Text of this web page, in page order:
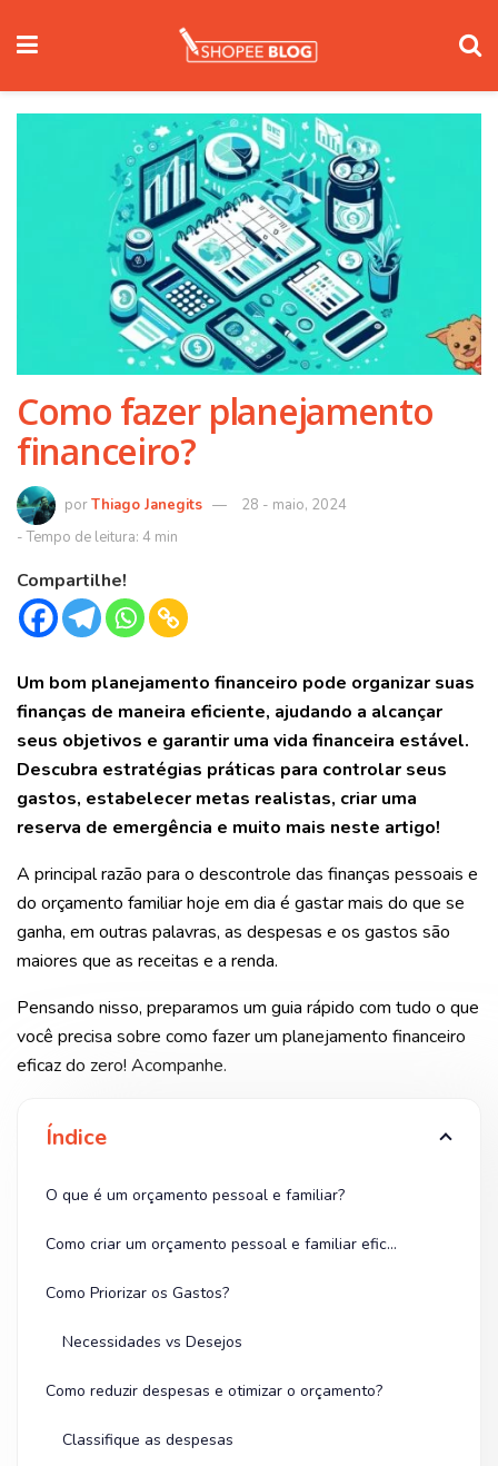
Como fazer planejamento
financeiro?
Thiago Janegits 28 - maio, 2024
Compartilhe!
Um bom planejamento financeiro pode organizar suas
finanças de maneira eficiente, ajudando a alcançar
seus objetivos e garantir uma vida financeira estável.
Descubra estratégias práticas para controlar seus
gastos, estabelecer metas realistas, criar uma
reserva de emergência e muito mais neste artigo!
A principal razão para o descontrole das finanças pessoais e
do orçamento familiar hoje em dia é gastar mais do que se
ganha, em outras palavras, as despesas e os gastos são
maiores que as receitas e a renda.
Pensando nisso, preparamos um guia rápido com tudo o que
você precisa sobre como fazer um planejamento financeiro
eficaz do zero! Acompanhe.
Índice
O que é um orçamento pessoal e familiar?
Como criar um orçamento pessoal e familiar eficaz?
Como Priorizar os Gastos?
Necessidades vs Desejos
Como reduzir despesas e otimizar o orçamento?
Classifique as despesas